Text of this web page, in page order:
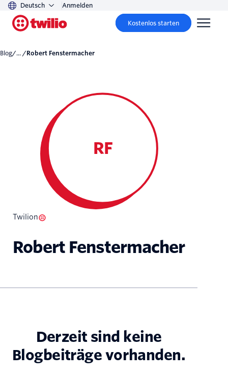
Deutsch Anmelden
Kostenlos starten
Blog/... / Robert Fenstermacher
RF
Twilion
Robert Fenstermacher
Derzeit sind keine
Blogbeiträge vorhanden.